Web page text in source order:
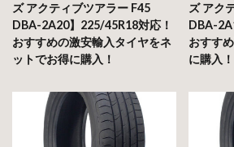
ズ アクティブツアラー F45
DBA-2A20】225/45R18対応！
おすすめの激安輸入タイヤをネ
ットでお得に購入！
ズ アク
DBA-
おすす
に購入！